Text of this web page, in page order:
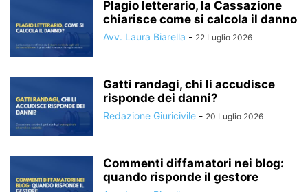
Plagio letterario, la Cassazione
chiarisce come si calcola il danno
Avv. Laura Biarella - 22 Luglio 2026
Gatti randagi, chi li accudisce
risponde dei danni?
Redazione Giuricivile - 20 Luglio 2026
Commenti diffamatori nei blog:
quando risponde il gestore